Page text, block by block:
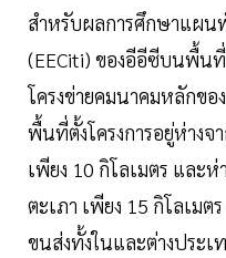
สำหรับผลการศึกษาแผน
(EECiti) ของอีอีซีบนพื้น
โครงข่ายคมนาคมหลักข
พื้นที่ตั้งโครงการอยู่ห่างจ
เพียง 10 กิโลเมตร และ
ตะเภา เพียง 15 กิโลเมต
ขนส่งทั้งในและต่างประเ